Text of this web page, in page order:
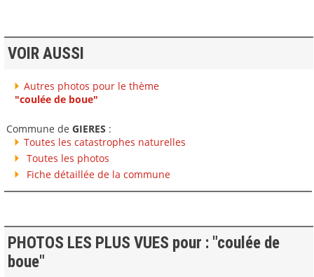
VOIR AUSSI
Autres photos pour le thème
"coulée de boue"
Commune de GIERES :
Toutes les catastrophes naturelles
Toutes les photos
Fiche détaillée de la commune
PHOTOS LES PLUS VUES pour : "coulée de
boue"